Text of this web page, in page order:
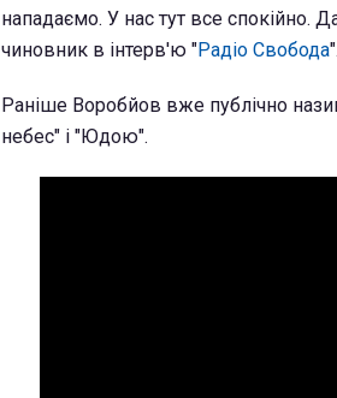
нападаємо. У нас тут все спокійно.
чиновник в інтерв'ю "Радіо Свобода".
Раніше Воробйов вже публічно
небес" і "Юдою".